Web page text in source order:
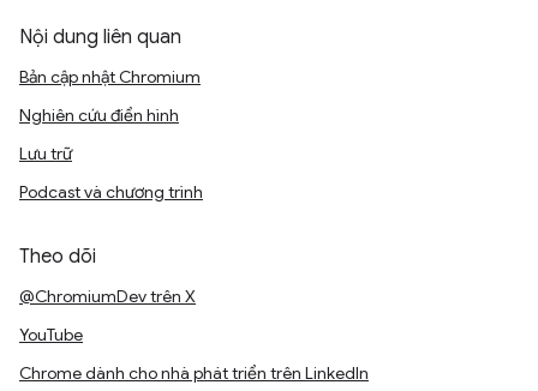
Nội dung liên quan
Bản cập nhật Chromium
Nghiên cứu điển hình
Lưu trữ
Podcast và chương trình
Theo dõi
@ChromiumDev trên X
YouTube
Chrome dành cho nhà phát triển trên LinkedIn